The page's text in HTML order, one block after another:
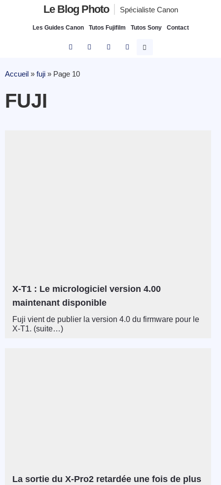
Le Blog Photo Spécialiste Canon
Les Guides Canon Tutos Fujifilm Tutos Sony Contact
Accueil » fuji » Page 10
FUJI
X-T1 : Le micrologiciel version 4.00
maintenant disponible
Fuji vient de publier la version 4.0 du firmware pour le
X-T1. (suite…)
La sortie du X-Pro2 retardée une fois de plus